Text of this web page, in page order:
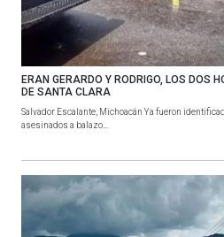
ERAN GERARDO Y RODRIGO, LOS DOS
DE SANTA CLARA
Salvador Escalante, Michoacán Ya fueron
asesinados a balazo...